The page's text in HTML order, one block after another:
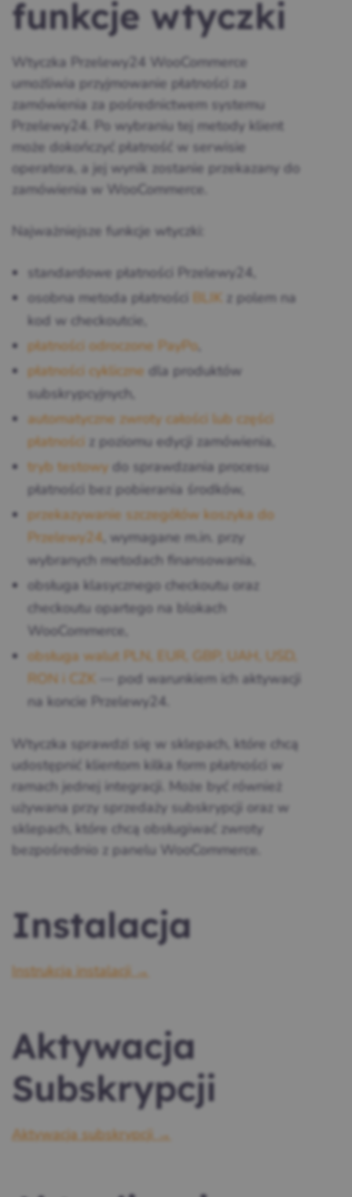
funkcje wtyczki
Wtyczka Przelewy24 WooCommerce
umożliwia przyjmowanie płatności za
zamówienia za pośrednictwem systemu
Przelewy24. Po wybraniu tej metody klient
może dokończyć płatność w serwisie
operatora, a jej wynik zostanie przekazany do
zamówienia w WooCommerce.
Najważniejsze funkcje wtyczki:
standardowe płatności Przelewy24,
osobna metoda płatności
BLIK z polem na
kod w checkoutcie,
płatności odroczone PayPo
płatności cykliczne dla produktów
subskrypcyjnych,
automatyczne zwroty całości lub części
płatności z poziomu edycji zamówienia,
tryb testowy do sprawdzania procesu
płatności bez pobierania środków,
przekazywanie szczegółów koszyka do
Przelewy24 , wymagane m.in. przy
wybranych metodach finansowania,
obsługa klasycznego checkoutu oraz
checkoutu opartego na blokach
WooCommerce,
obsługa walut PLN, EUR, GBP, UAH, USD,
RON i CZK
— pod warunkiem ich aktywacji
na koncie Przelewy24.
Wtyczka sprawdzi się w sklepach, które chcą
udostępnić klientom kilka form płatności w
ramach jednej integracji. Może być również
używana przy sprzedaży subskrypcji oraz w
sklepach, które chcą obsługiwać zwroty
bezpośrednio z panelu WooCommerce.
Instalacja
Instrukcja instalacji →
Aktywacja
Subskrypcji
Aktywacja subskrypcji →